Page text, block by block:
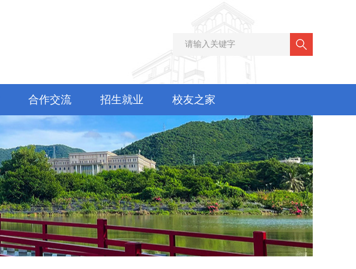
合作交流 招生就业 校友之家